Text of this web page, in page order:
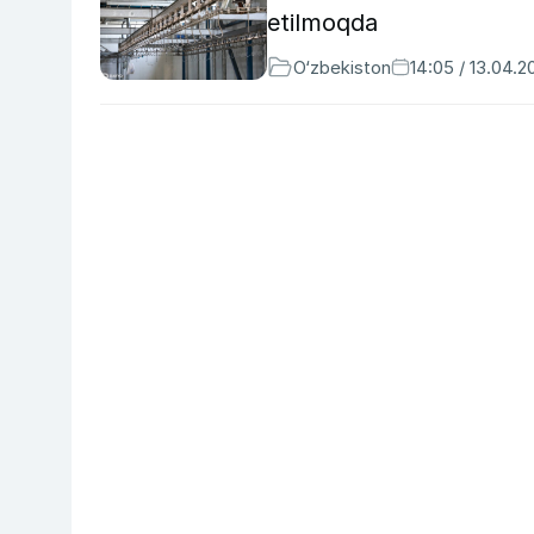
etilmoqda
O‘zbekiston 14:05 /